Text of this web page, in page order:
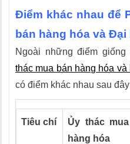
Điểm khác nhau để
bán hàng hóa và
Ngoài những điểm
thác mua bán hàng hóa
có điểm khác nhau sau
Tiêu chí
Ủy thác
hàng hóa